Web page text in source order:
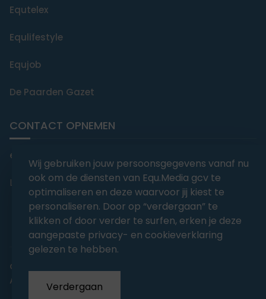
Equtelex
Equlifestyle
Equjob
De Paarden Gazet
CONTACT OPNEMEN
editorial@equmedia.be
Langendamdreef 22 9880 Aalter België
Copyrights 2026EQU.MEDIA BV
abonnementsvoorwaarden
Algemene voorwaarden
Wij gebruiken jouw persoonsgegevens vanaf nu
ook om de diensten van Equ.Media gcv te
optimaliseren en deze waarvoor jij kiest te
personaliseren. Door op “verdergaan” te
klikken of door verder te surfen, erken je deze
aangepaste privacy- en cookieverklaring
gelezen te hebben.
Verdergaan